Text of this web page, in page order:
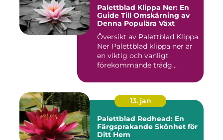
Palettblad Klippa Ner: En
Guide Till Omskärning av
Denna Populära Växt
Översikt av Palettblad Klippa
Ner Palettblad klippa ner är
en viktig och vanligt
förekommande trädg...
13. jan
Palettblad Redhead: En
Färgsprakande Skönhet för
Ditt Hem